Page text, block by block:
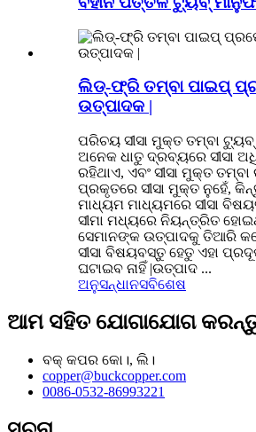
ଲିଡ୍-ଫ୍ରି ତମ୍ବା ପାଇପ୍
ଉତ୍ପାଦକ |
ପରିଚୟ ସୀସା ମୁକ୍ତ ତମ୍ବା ଟ୍ୟୁବ୍
ଅନେକ ଧାତୁ ଦ୍ରବ୍ୟରେ ସୀସା
ରହିଥାଏ, ଏବଂ ସୀସା ମୁକ୍ତ
ପ୍ରକୃତରେ ସୀସା ମୁକ୍ତ ନୁହେଁ,
ମାଧ୍ୟମ ମାଧ୍ୟମରେ ସୀସା
ସୀମା ମଧ୍ୟରେ ନିୟନ୍ତ୍ରିତ
ସେମାନଙ୍କ ଉତ୍ପାଦକୁ ତିଆରି
ସୀସା ବିଷୟବସ୍ତୁ ହେତୁ ଏହା
ଘଟାଇବ ନାହିଁ |ଉତ୍ପାଦ ...
ଅନୁସନ୍ଧାନସବିଶେଷ
ଆମ ସହିତ ଯୋଗାଯୋଗ
ବକ୍ କପର କୋ।, ଲି।
copper@buckcopper.com
0086-0532-86993221